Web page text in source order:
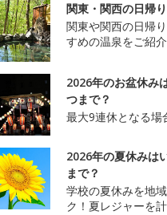
関東・関西の日帰
関東や関西の日帰
すめの温泉をご紹介
2026年のお盆休み
つまで？
最大9連休となる場
2026年の夏休みは
まで？
学校の夏休みを地
ク！夏レジャーを